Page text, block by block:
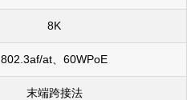
8K
802.3af/at 60WPoE
末端跨接法